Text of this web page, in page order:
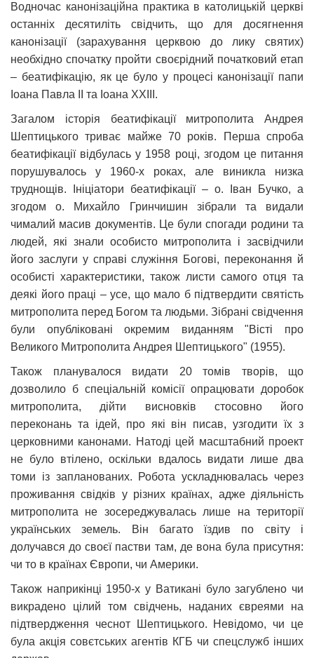
Водночас канонізаційна практика в католицькій церкві
останніх десятиліть свідчить, що для досягнення
канонізації (зарахування церквою до лику святих)
необхідно спочатку пройти своєрідний початковий етап
– беатифікацію, як це було у процесі канонізації папи
Іоана Павла ІІ та Іоана ХХІІІ.
Загалом історія беатифікації митрополита Андрея
Шептицького триває майже 70 років. Перша спроба
беатифікації відбулась у 1958 році, згодом це питання
порушувалось у 1960-х роках, але виникла низка
труднощів. Ініціатори беатифікації – о. Іван Бучко, а
згодом о. Михайло Гринчишин зібрали та видали
чималий масив документів. Це були спогади родини та
людей, які знали особисто митрополита і засвідчили
його заслуги у справі служіння Богові, переконання й
особисті характеристики, також листи самого отця та
деякі його праці – усе, що мало б підтвердити святість
митрополита перед Богом та людьми. Зібрані свідчення
були опубліковані окремим виданням "Вісті про
Великого Митрополита Андрея Шептицького" (1955).
Також планувалося видати 20 томів творів, що
дозволило б спеціальній комісії опрацювати доробок
митрополита, дійти висновків стосовно його
переконань та ідей, про які він писав, узгодити їх з
церковними канонами. Натоді цей масштабний проект
не було втілено, оскільки вдалось видати лише два
томи із запланованих. Робота ускладнювалась через
проживання свідків у різних країнах, адже діяльність
митрополита не зосереджувалась лише на території
українських земель. Він багато їздив по світу і
долучався до своєї пастви там, де вона була присутня:
чи то в країнах Європи, чи Америки.
Також наприкінці 1950-х у Ватикані було загублено чи
викрадено цілий том свідчень, наданих євреями на
підтвердження чеснот Шептицького. Невідомо, чи це
була акція совєтських агентів КГБ чи спецслужб інших